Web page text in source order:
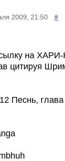
2009, 21:50 #
на
цитируя
Песнь, глава